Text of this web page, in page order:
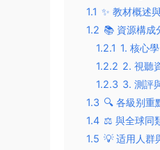
1.1 ✨ 教材概述
1.2 📚 資源構成
1.2.1 1. 核心
1.2.2 2. 視聽
1.2.3 3. 測評
1.3 🔍 各級别重
1.4 ⚖️ 與全球同
1.5 💡 适用人群